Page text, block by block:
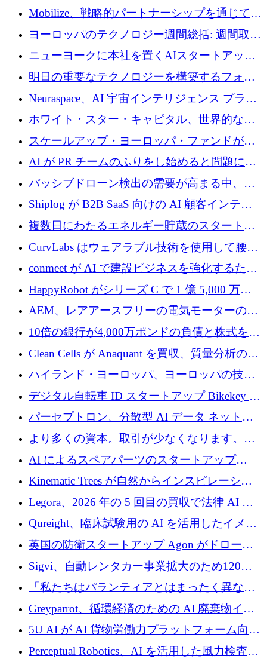
ジェンス ネットワークを構築するために 900
万ドルのシードを調達
Mobilize、戦略的パートナーシップを通じて通
信ソフトウェア会社を拡大するための投資部
ヨーロッパのテクノロジー週間総括: 週間取引
額 8 億 7,800 万ユーロと 2026 年上半期の主要
ニューヨークに本社を置くAIスタートアップ
Modal Labsがロンドンオフィスを開設
明日の重要なテクノロジーを構築するフォト
ニクスのスケールアップに対応する
Neuraspace、AI 宇宙インテリジェンス プラッ
トフォームの拡大に 1,560 万ユーロを投資
ホワイト・スター・キャピタル、世界的なス
タートアップをシリーズAからBまで支援する
ために2億5,000万ドルのファンドIVを閉鎖
スケールアップ・ヨーロッパ・ファンドが初
の投資を行い、Iceeyeの10億ユーロのラウンド
を共同主導
AI が PR チームのふりをし始めると問題にな
ります
パッシブドローン検出の需要が高まる中、
Monava が資金調達ラウンドを終了
Shiplog が B2B SaaS 向けの AI 顧客インテリ
ジェンスを構築するために 100 万ドルを調達
複数日にわたるエネルギー貯蔵のスタートア
ップ、Ore Energy が新たな投資ラウンドで
4,300 万ドルを獲得
CurvLabs はウェアラブル技術を使用して腰痛
治療をどのように再考しているか
conmeet が AI で建設ビジネスを強化するため
に 600 万ユーロを調達
HappyRobot がシリーズ C で 1 億 5,000 万ド
ルを獲得し、企業運営向けにエージェント AI
AEM、レアアースフリーの電気モーターの革
新を加速するために1,600万ポンドを確保
10倍の銀行が4,000万ポンドの負債と株式を調
達
Clean Cells が Anaquant を買収、質量分析の専
門知識によるバイオ医薬品の品質管理を拡大
ハイランド・ヨーロッパ、ヨーロッパの技術
規模拡大を支援するために11億ユーロのファ
ンドVIを閉鎖
デジタル自転車 ID スタートアップ Bikekey が
TÖNNJES への投資を確保
パーセプトロン、分散型 AI データ ネットワ
ークの構築に 650 万ドルを調達
より多くの資本。取引が少なくなります。
2026 年上半期がヨーロッパのテクノロジーに
ついて語ること
AI によるスペアパーツのスタートアップ
Intropy が 1,100 万ドルを調達
Kinematic Trees が自然からインスピレーショ
ンを得たロボット ソフトウェアを拡張するた
めに 58 万 5,000 ポンドを調達
Legora、2026 年の 5 回目の買収で法律 AI ス
タートアップ Wexler を買収
Qureight、臨床試験用の AI を活用したイメー
ジング プラットフォームを拡張するためにシ
リーズ B で 2,000 万ドルを確保
英国の防衛スタートアップ Agon がドローン
攻撃に対抗する仮想戦場を構築、3,000 万ドル
を調達
Sigvi、自動レンタカー事業拡大のため120万
ユーロを調達
「私たちはパランティアとはまったく異なる
会社です」とフランス人の「控えめな」後任
者は言う
Greyparrot、循環経済のための AI 廃棄物イン
テリジェンスを拡張するためにシリーズ B で
2,700 万ドルを確保
5U AI が AI 貨物労働力プラットフォーム向け
に 320 万ドルのプレシードを獲得
Perceptual Robotics、AI を活用した風力検査の